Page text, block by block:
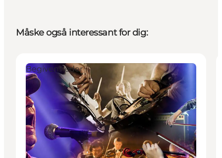
Måske også interessant for dig:
Begivenheder